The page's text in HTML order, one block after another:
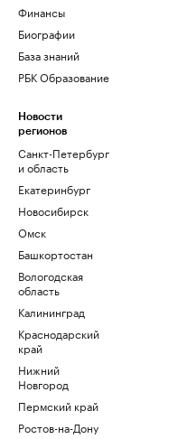
Финансы
Биографии
База знаний
РБК Образование
Новости
регионов
Санкт-Петербург
и область
Екатеринбург
Новосибирск
Омск
Башкортостан
Вологодская
область
Калининград
Краснодарский
край
Нижний
Новгород
Пермский край
Ростов-на-Дону